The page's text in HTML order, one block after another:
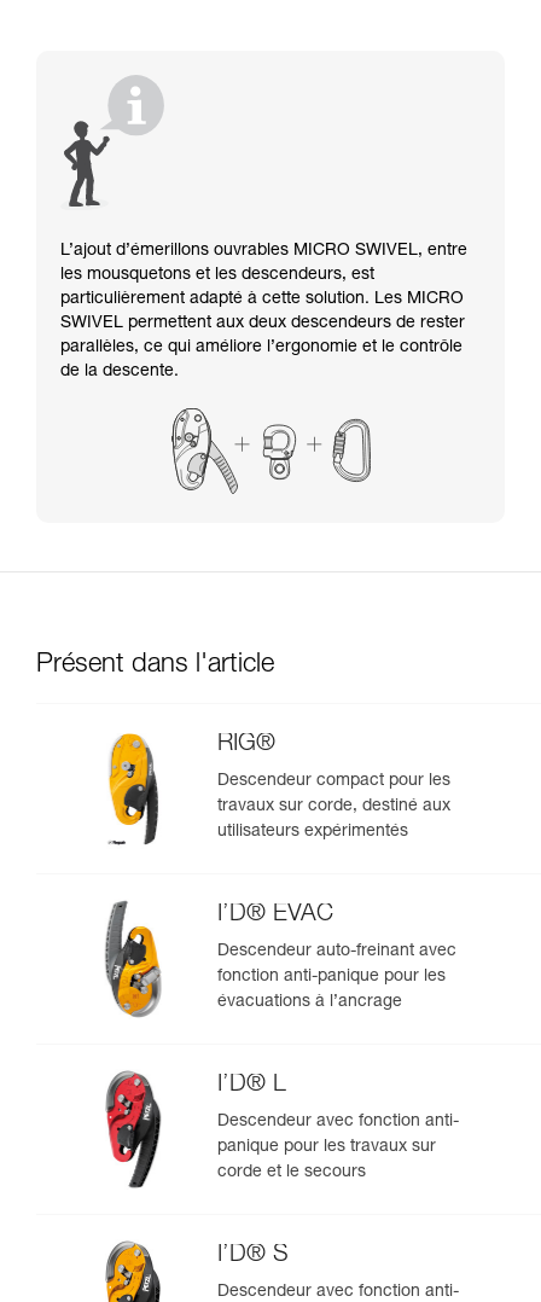
L’ajout d’émerillons ouvrables MICRO SWIVEL, entre
les mousquetons et les descendeurs, est
particulièrement adapté à cette solution. Les MICRO
SWIVEL permettent aux deux descendeurs de rester
parallèles, ce qui améliore l’ergonomie et le contrôle
de la descente.
Présent dans l'article
RIG®
Descendeur compact pour les
travaux sur corde, destiné aux
utilisateurs expérimentés
I’D® EVAC
Descendeur auto-freinant avec
fonction anti-panique pour les
évacuations à l’ancrage
I’D® L
Descendeur avec fonction anti-
panique pour les travaux sur
corde et le secours
I’D® S
Descendeur avec fonction anti-